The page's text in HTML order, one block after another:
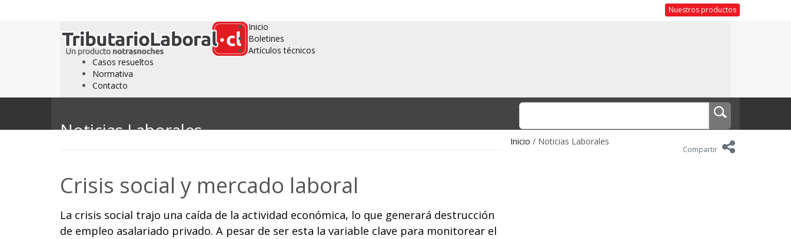
Nuestros productos
Inicio
Boletines
Artículos técnicos
Casos resueltos
Normativa
Contacto
Noticias Laborales
Inicio / Noticias Laborales
Compartir
Crisis social y mercado laboral
La crisis social trajo una caída de la actividad económica, lo que generará destrucción
de empleo asalariado privado. A pesar de ser esta la variable clave para monitorear el